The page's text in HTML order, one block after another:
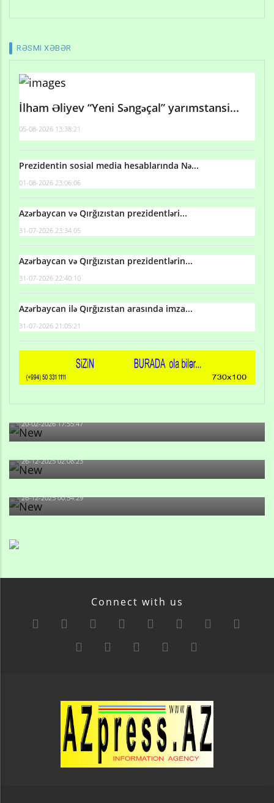
RƏSMI XƏBƏR
İlham Əliyev “Yeni Səngəçal” yarımstansi...
05-08-2026 13:38:21
Prezidentin sosial media hesablarında Nə...
01-08-2026 23:06:06
Azərbaycan və Qırğızıstan prezidentləri...
31-07-2026 23:34:05
Azərbaycan və Qırğızıstan prezidentlərin...
31-07-2026 22:40:10
Azərbaycan ilə Qırğızıstan arasında imza...
31-07-2026 21:05:21
Qulu Məhərrəmli: Sosial şəbəkələrdə söyüş niyə artıb?
20-02-2026 17:55:47
Məni bura NAZİR GÖNDƏRİB - 1937-ci ildən fəaliyyətdə
olan və...
26-12-2025 02:08:23
-Ay qız, sən məhkəməni udmayacaqsan... Sən bilirsən
də, məni...
26-12-2025 00:54:29
Connect with us